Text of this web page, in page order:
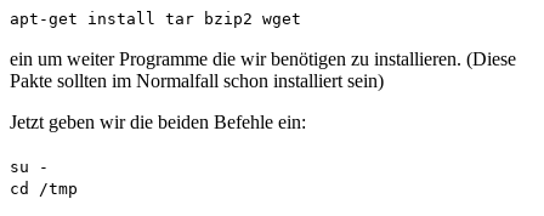
apt-get install tar bzip2 wget
ein um weiter Programme die wir benötigen zu installieren. (Diese
Pakte sollten im Normalfall schon installiert sein)
Jetzt geben wir die beiden Befehle ein:
su -
cd /tmp